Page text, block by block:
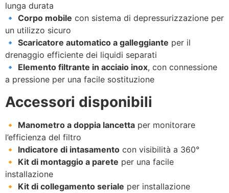
lunga durata
🔹 Corpo mobile con sistema di depressurizzazione per
un utilizzo sicuro
🔹 Scaricatore automatico a galleggiante per il
drenaggio efficiente dei liquidi separati
🔹 Elemento filtrante in acciaio inox, con connessione
a pressione per una facile sostituzione
Accessori disponibili
🔸 Manometro a doppia lancetta per monitorare
l’efficienza del filtro
🔸 Indicatore di intasamento con visibilità a 360°
🔸 Kit di montaggio a parete per una facile
installazione
🔸 Kit di collegamento seriale per installazione